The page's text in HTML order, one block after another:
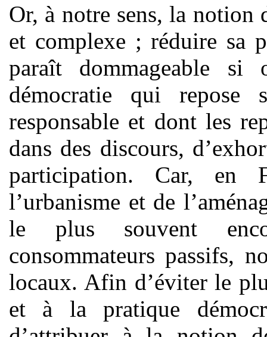
Or, à notre sens, la notion
et complexe ; réduire sa
paraît dommageable
démocratie qui repose
responsable et dont les
dans des discours,
participation. Car, en
l’urbanisme et de
le plus souvent
consommateurs passifs,
locaux. Afin d’éviter le
et à la pratique